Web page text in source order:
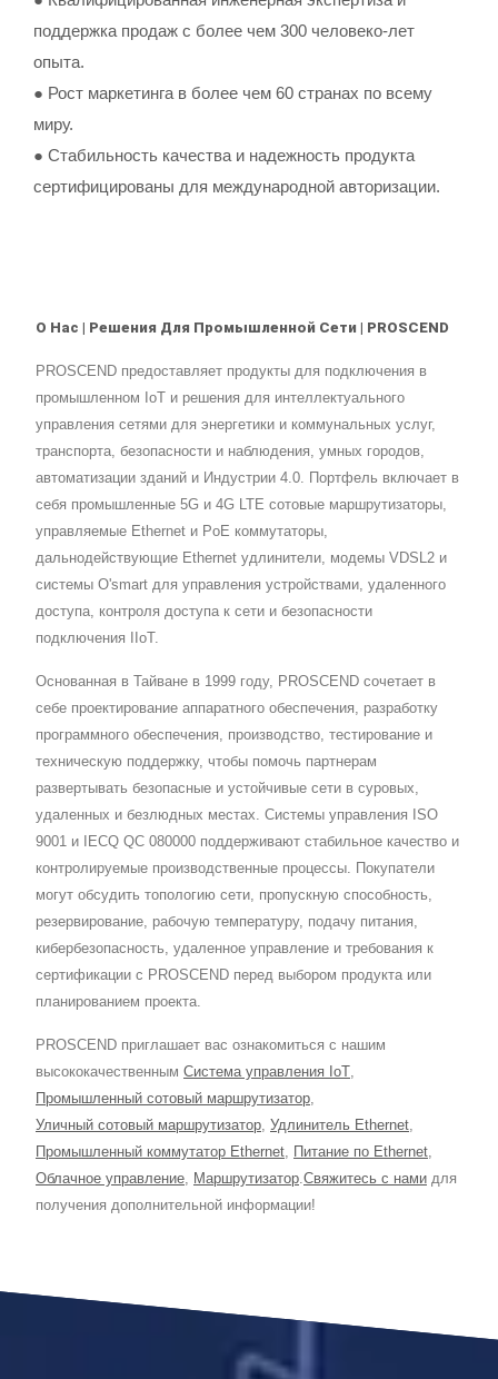
поддержка продаж с более чем 300 человеко-лет
опыта.
● Рост маркетинга в более чем 60 странах по всему
миру.
● Стабильность качества и надежность продукта
сертифицированы для международной авторизации.
О Нас | Решения Для Промышленной Сети | PROSCEND
PROSCEND предоставляет продукты для подключения в
промышленном IoT и решения для интеллектуального
управления сетями для энергетики и коммунальных услуг,
транспорта, безопасности и наблюдения, умных городов,
автоматизации зданий и Индустрии 4.0. Портфель включает в
себя промышленные 5G и 4G LTE сотовые маршрутизаторы,
управляемые Ethernet и PoE коммутаторы,
дальнодействующие Ethernet удлинители, модемы VDSL2 и
системы O'smart для управления устройствами, удаленного
доступа, контроля доступа к сети и безопасности
подключения IIoT.
Основанная в Тайване в 1999 году, PROSCEND сочетает в
себе проектирование аппаратного обеспечения, разработку
программного обеспечения, производство, тестирование и
техническую поддержку, чтобы помочь партнерам
развертывать безопасные и устойчивые сети в суровых,
удаленных и безлюдных местах. Системы управления ISO
9001 и IECQ QC 080000 поддерживают стабильное качество и
контролируемые производственные процессы. Покупатели
могут обсудить топологию сети, пропускную способность,
резервирование, рабочую температуру, подачу питания,
кибербезопасность, удаленное управление и требования к
сертификации с PROSCEND перед выбором продукта или
планированием проекта.
PROSCEND приглашает вас ознакомиться с нашим
высококачественным Система управления IoT,
Промышленный сотовый маршрутизатор,
Уличный сотовый маршрутизатор, Удлинитель Ethernet,
Промышленный коммутатор Ethernet, Питание по Ethernet,
Облачное управление, Маршрутизатор.Свяжитесь с нами для
получения дополнительной информации!